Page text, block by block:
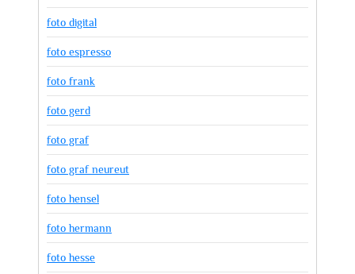
foto digital
foto espresso
foto frank
foto gerd
foto graf
foto graf neureut
foto hensel
foto hermann
foto hesse